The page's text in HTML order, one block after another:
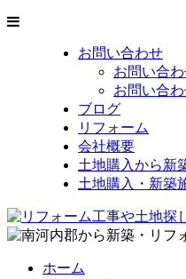
お問い合わせ
お問い合
お問い合
ブログ
リフォーム
会社概要
土地購入から新
土地購入・新築
ホーム